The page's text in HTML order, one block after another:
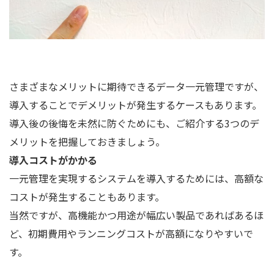
さまざまなメリットに期待できるデータ一元管理ですが、
導入することでデメリットが発生するケースもあります。
導入後の後悔を未然に防ぐためにも、ご紹介する3つのデ
メリットを把握しておきましょう。
導入コストがかかる
一元管理を実現するシステムを導入するためには、高額な
コストが発生することもあります。
当然ですが、高機能かつ用途が幅広い製品であればあるほ
ど、初期費用やランニングコストが高額になりやすいで
す。